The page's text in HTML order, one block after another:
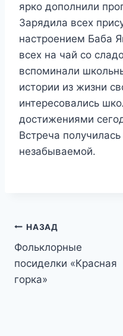
ярко дополнили
Зарядила всех
настроением Баба
всех на чай со
вспоминали
истории из жизни
интересовались
достижениями
Встреча
незабываемой.
Навигация
по
записям
НАЗАД
Фольклорные
посиделки «Красная
горка»